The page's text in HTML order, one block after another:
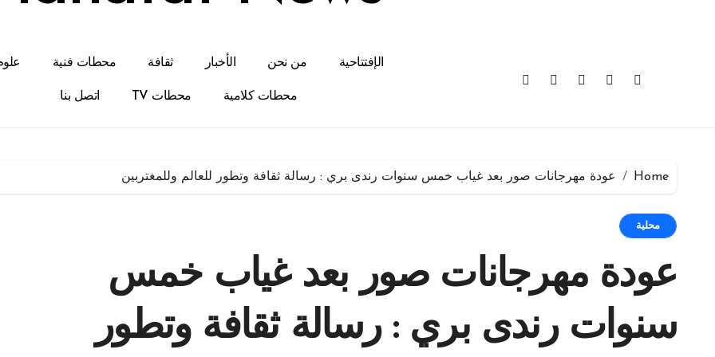
الإفتتاحية من نحن الأخبار ثقافة محطات فنية
محطات كلامية محطات TV اتصل بنا
Home عودة مهرجانات صور بعد غياب خمس سنوات رندى بري : رسالة ثقافة وتطور للعالم وللمغتربين
محلية
عودة مهرجانات صور بعد غياب خمس
سنوات رندى بري : رسالة ثقافة وتطور